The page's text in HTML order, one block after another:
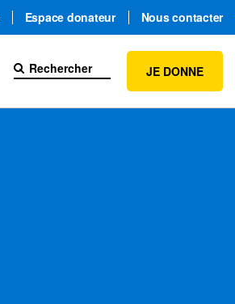
Espace donateur Nous contacter
JE DONNE